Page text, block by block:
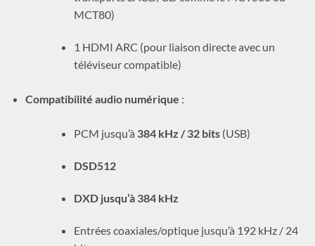
MCT80)
1 HDMI ARC (pour liaison directe avec un
téléviseur compatible)
Compatibilité audio numérique :
PCM jusqu’à 384 kHz / 32 bits(USB)
DSD512
DXD jusqu’à 384 kHz
Entrées coaxiales/optique jusqu’à 192 kHz / 24